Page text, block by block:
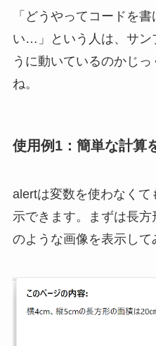
「どうやってコードを
い…」という人は、サン
うに動いているのかじ
ね。
使用例1：簡単な計算
alertは変数を使わなく
示できます。まずは長
のような画像を表示して